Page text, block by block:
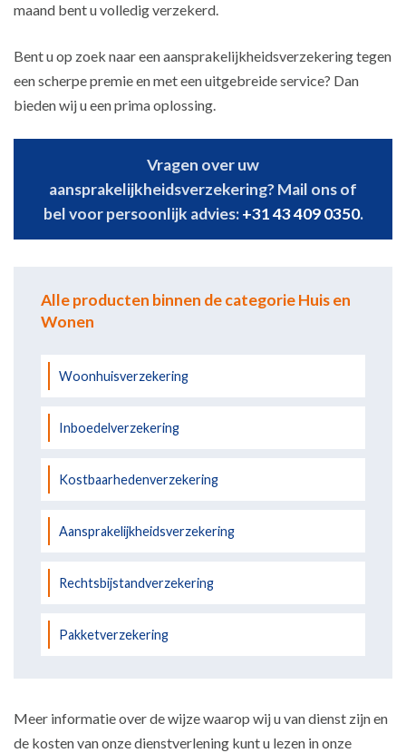
maand bent u volledig verzekerd.
Bent u op zoek naar een aansprakelijkheidsverzekering tegen
een scherpe premie en met een uitgebreide service? Dan
bieden wij u een prima oplossing.
Vragen over uw
aansprakelijkheidsverzekering? Mail ons of
bel voor persoonlijk advies:+31 43 409 0350.
Alle producten binnen de categorie Huis en
Wonen
Woonhuisverzekering
Inboedelverzekering
Kostbaarhedenverzekering
Aansprakelijkheidsverzekering
Rechtsbijstandverzekering
Pakketverzekering
Meer informatie over de wijze waarop wij u van dienst zijn en
de kosten van onze dienstverlening kunt u lezen in onze